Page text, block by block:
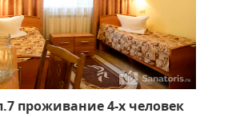
проживание 4-х человек